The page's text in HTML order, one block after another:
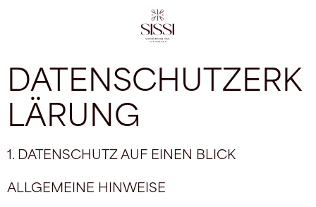
DATENSCHUTZERK
LÄRUNG
1. DATENSCHUTZ AUF EINEN BLICK
ALLGEMEINE HINWEISE